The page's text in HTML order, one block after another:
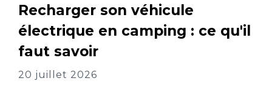
Recharger son véhicule
électrique en camping : ce qu'il
faut savoir
20 juillet 2026